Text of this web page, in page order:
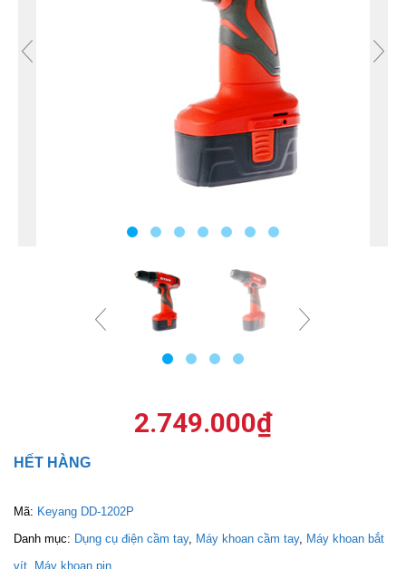
2.749.000₫
HẾT HÀNG
Mã: Keyang DD-1202P
Danh mục: Dụng cụ điện cầm tay, Máy khoan cầm tay, Máy khoan bắt
vít, Máy khoan pin